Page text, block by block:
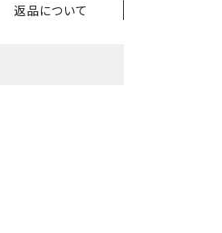
返品について